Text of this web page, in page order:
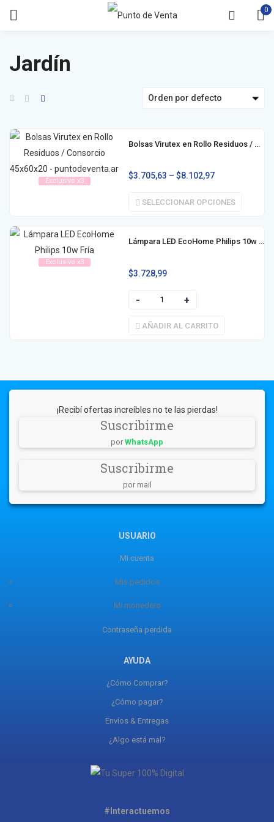
0
Jardín
Orden por defecto
Exclusivo x3
Bolsas Virutex en Rollo Residuos / Consorcio
$3.705,63 – $8.102,97
SELECCIONAR OPCIONES
Exclusivo x3
Lámpara LED EcoHome Philips 10w Fría
$3.728,99
AÑADIR AL CARRITO
¡Recibí ofertas increíbles no te las pierdas!
Suscribirme
por WhatsApp
Suscribirme
por mail
USUARIO
Mi cuenta
Mis pedidos
Mi monedero
Contraseña perdida
AYUDA
¿Cómo Comprar?
¿Cómo pagar?
Envíos & Entregas
¿Algo está mal?
#Interactuemos